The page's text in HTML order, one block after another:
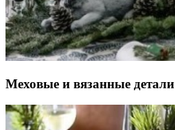
Меховые и вязанные детали